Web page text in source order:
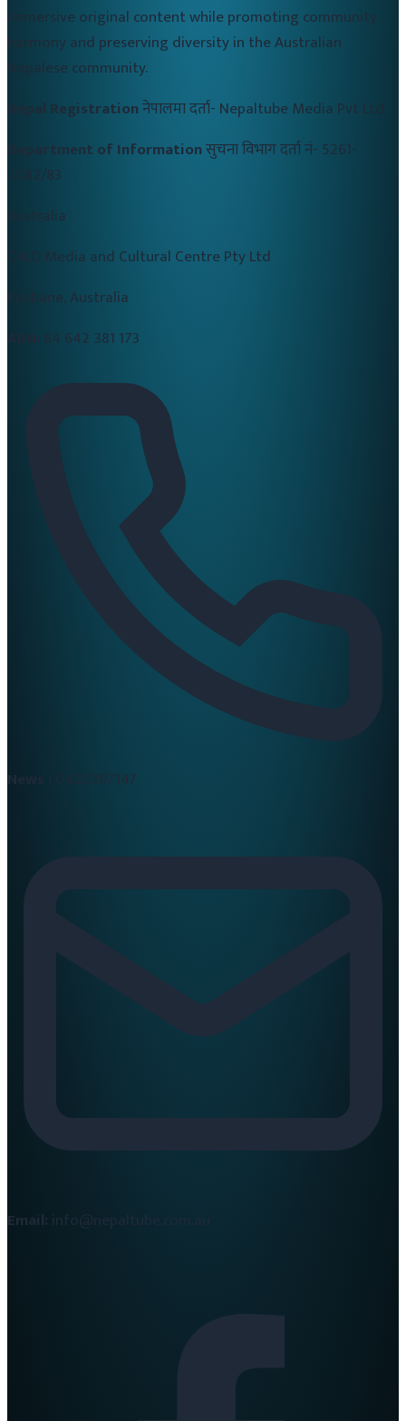
immersive original content while promoting community
harmony and preserving diversity in the Australian
Nepalese community.
Nepal Registrationनेपालमा दर्ता- Nepaltube Media Pvt Ltd
Department of Informationसुचना विभाग दर्ता नं- 5261-
2082/83
Australia
CALD Media and Cultural Centre Pty Ltd
Brisbane, Australia
84 642 381 173
Email: